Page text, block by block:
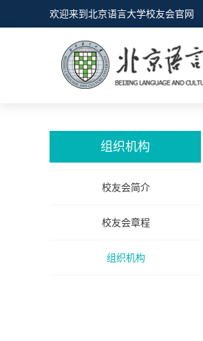
欢迎来到北京语言大学校友会官网
组织机构
校友会简介
校友会章程
组织机构